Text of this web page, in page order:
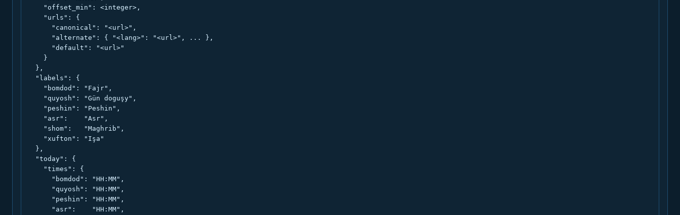
    "offset_min": <integer>,
    "urls": {
      "canonical": "<url>",
      "alternate": { "<lang>": "<url>", ... },
      "default": "<url>"
    }
  },
  "labels": {
    "bomdod": "Fajr",
    "quyosh": "Gün doguşy",
    "peshin": "Peshin",
    "asr":    "Asr",
    "shom":   "Maghrib",
    "xufton": "Işa"
  },
  "today": {
    "times": {
      "bomdod": "HH:MM",
      "quyosh": "HH:MM",
      "peshin": "HH:MM",
      "asr":    "HH:MM",